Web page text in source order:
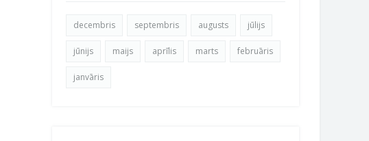
decembris septembris augusts jūlijs
jūnijs maijs aprīlis marts februāris
janvāris